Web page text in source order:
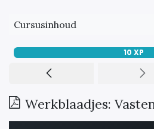
Cursusinhoud
10 XP